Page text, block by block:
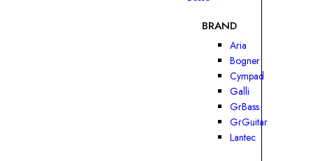
BRAND
Aria
Bogner
Cympad
Galli
GrBass
GrGuitar
Lantec